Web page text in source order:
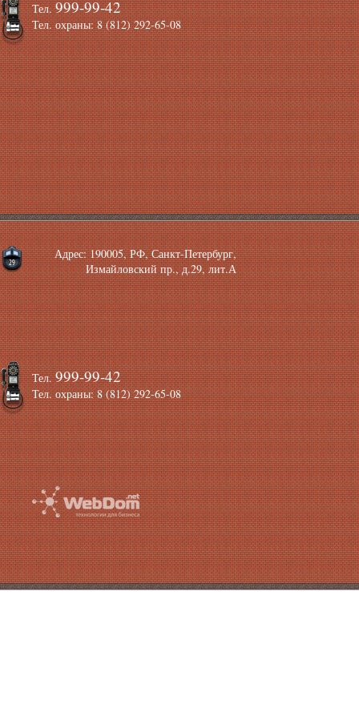
Тел.999-99-42
Тел. охраны: 8 (812) 292-65-08
Тел.999-99-42
Тел. охраны: 8 (812) 292-65-08
Адрес: 190005, РФ, Санкт-Петербург,
Измайловский пр., д.29, лит.А